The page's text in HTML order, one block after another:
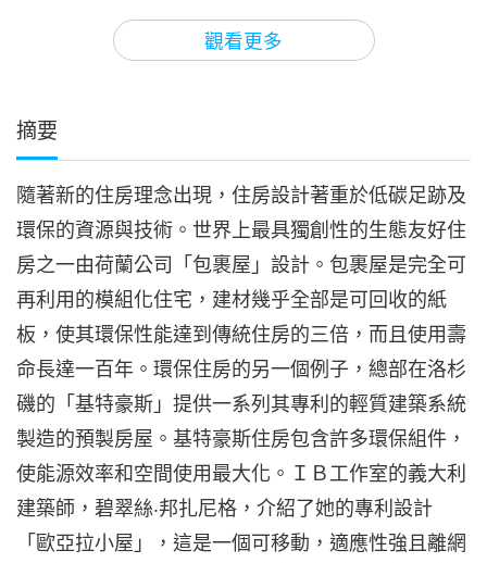
觀看更多
摘要
隨著新的住房理念出現，住房設計著重於低碳足跡及
環保的資源與技術。世界上最具獨創性的生態友好住
房之一由荷蘭公司「包裹屋」設計。包裹屋是完全可
再利用的模組化住宅，建材幾乎全部是可回收的紙
板，使其環保性能達到傳統住房的三倍，而且使用壽
命長達一百年。環保住房的另一個例子，總部在洛杉
磯的「基特豪斯」提供一系列其專利的輕質建築系統
製造的預製房屋。基特豪斯住房包含許多環保組件，
使能源效率和空間使用最大化。ＩＢ工作室的義大利
建築師，碧翠絲‧邦扎尼格，介紹了她的專利設計
「歐亞拉小屋」，這是一個可移動，適應性強且離網